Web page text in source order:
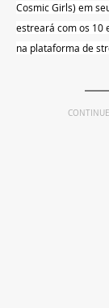
Cosmic Girls) em
estreará com os 10
na plataforma de